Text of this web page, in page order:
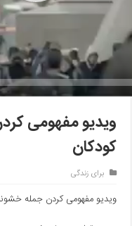
ویدیو مفهومی
کودکان
برای زندگی
ویدیو مفهومی کردن جمله